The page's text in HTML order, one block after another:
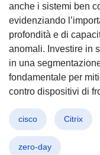
anche i sistemi ben
evidenziando
profondità e di
anomali. Investire in
in una
fondamentale per
contro dispositivi di
cisco Citrix
zero-day